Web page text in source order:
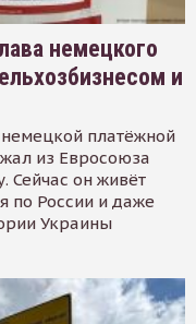
немецкого
и
платёжной
из Евросоюза
Сейчас он живёт
по России и даже
Украины